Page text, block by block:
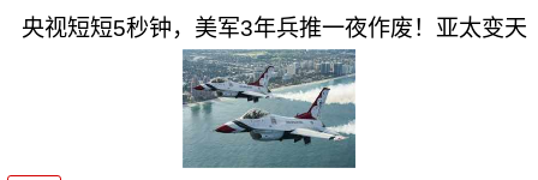
央视短短5秒钟，美军3年兵推一夜作废！亚太变天